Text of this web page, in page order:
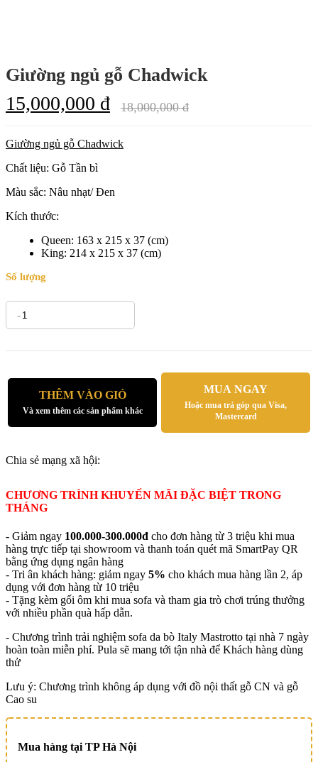
Giường ngủ gỗ Chadwick
15,000,000 đ 18,000,000 đ
Giường ngủ gỗ Chadwick
Chất liệu: Gỗ Tần bì
Màu sắc: Nâu nhạt/ Đen
Kích thước:
Queen: 163 x 215 x 37 (cm)
King: 214 x 215 x 37 (cm)
Số lượng
-
THÊM VÀO GIỎ
Và xem thêm các sản phẩm khác
MUA NGAY
Hoặc mua trả góp qua Visa,
Mastercard
Chia sẻ mạng xã hội:
CHƯƠNG TRÌNH KHUYẾN MÃI ĐẶC BIỆT TRONG
THÁNG
- Giảm ngay 100.000-300.000đ cho đơn hàng từ 3 triệu khi mua
hàng trực tiếp tại showroom và thanh toán quét mã SmartPay QR
bằng ứng dụng ngân hàng
- Tri ân khách hàng: giảm ngay 5% cho khách mua hàng lần 2, áp
dụng với đơn hàng từ 10 triệu
- Tặng kèm gối ôm khi mua sofa và tham gia trò chơi trúng thưởng
với nhiều phần quà hấp dẫn.
- Chương trình trải nghiệm sofa da bò Italy Mastrotto tại nhà 7 ngày
hoàn toàn miễn phí. Pula sẽ mang tới tận nhà để Khách hàng dùng
thử
Lưu ý: Chương trình không áp dụng với đồ nội thất gỗ CN và gỗ
Cao su
Mua hàng tại TP Hà Nội